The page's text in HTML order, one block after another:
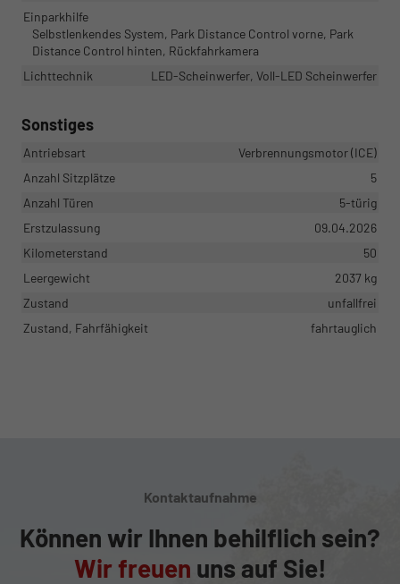
Einparkhilfe
Selbstlenkendes System, Park Distance Control vorne, Park
Distance Control hinten, Rückfahrkamera
Lichttechnik
LED-Scheinwerfer, Voll-LED Scheinwerfer
Sonstiges
Antriebsart
Verbrennungsmotor (ICE)
Anzahl Sitzplätze
5
Anzahl Türen
5-türig
Erstzulassung
09.04.2026
Kilometerstand
50
Leergewicht
2037 kg
Zustand
unfallfrei
Zustand, Fahrfähigkeit
fahrtauglich
Kontaktaufnahme
Können wir Ihnen behilflich sein?
Wir freuen uns auf Sie!